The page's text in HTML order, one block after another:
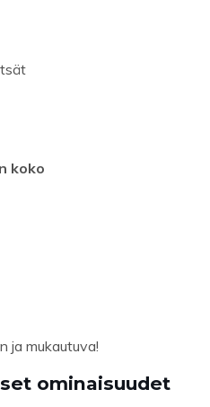
koko
ja mukautuva!
ominaisuudet